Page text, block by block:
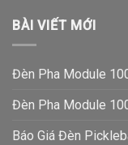
BÀI VIẾT MỚI
Đèn Pha Module
Đèn Pha Module
Báo Giá Đèn